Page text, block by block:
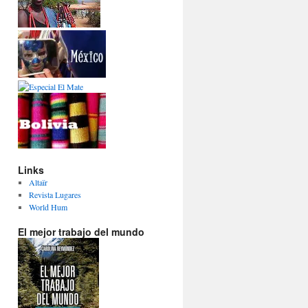
Links
Altaïr
Revista Lugares
World Hum
El mejor trabajo del mundo